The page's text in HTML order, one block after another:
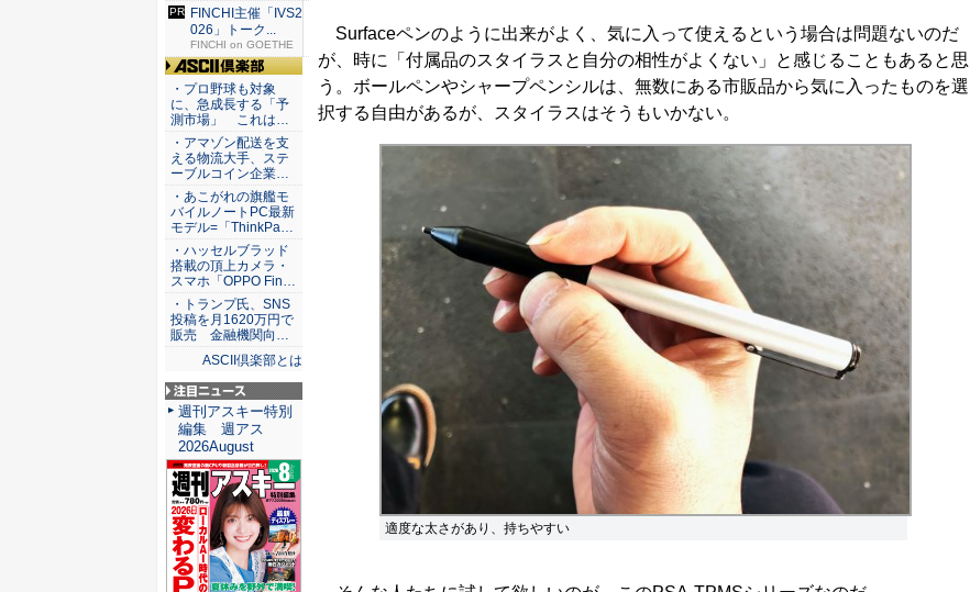
Surfaceペンのように出来がよく、気に入って使えるという場合は問題ないのだ
が、時に「付属品のスタイラスと自分の相性がよくない」と感じることもあると思
う。ボールペンやシャープペンシルは、無数にある市販品から気に入ったものを選
択する自由があるが、スタイラスはそうもいかない。
適度な太さがあり、持ちやすい
FINCHI主催「IVS2
026」トーク...
FINCHI on GOETHE
ASCII倶楽部
・プロ野球も対象
に、急成長する「予
測市場」 これは…
・アマゾン配送を支
える物流大手、ステ
ーブルコイン企業…
・あこがれの旗艦モ
バイルノートPC最新
モデル=「ThinkPa…
・ハッセルブラッド
搭載の頂上カメラ・
スマホ「OPPO Fin…
・トランプ氏、SNS
投稿を月1620万円で
販売 金融機関向…
ASCII倶楽部とは
注目ニュース
週刊アスキー特別
編集 週アス
2026August